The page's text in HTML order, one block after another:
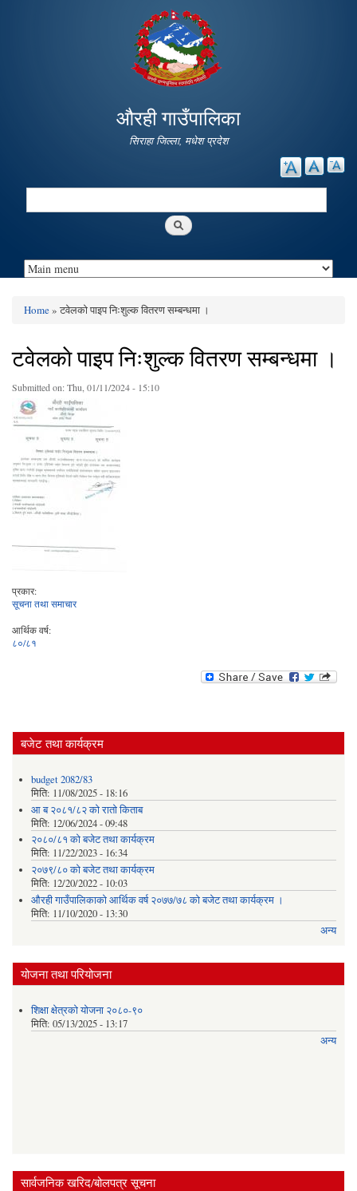
main
content
औरही गाउँपालिका
सिराहा जिल्ला, मधेश प्रदेश
Search
Home» टवेलकाे पाइप निःशुल्क वितरण सम्बन्धमा ।
टवेलकाे पाइप निःशुल्क वितरण सम्बन्धमा ।
Submitted on:Thu, 01/11/2024 - 15:10
प्रकार:
सूचना तथा समाचार
आर्थिक वर्ष:
८०/८१
बजेट तथा कार्यक्रम
budget 2082/83
मिति: 11/08/2025 - 18:16
आ ब २०८१/८२ काे राताे किताब
मिति: 12/06/2024 - 09:48
२०८०/८१ को बजेट तथा कार्यक्रम
मिति: 11/22/2023 - 16:34
२०७९/८० को बजेट तथा कार्यक्रम
मिति: 12/20/2022 - 10:03
औरही गाउँपालिकाको आर्थिक वर्ष २०७७/७८ को बजेट तथा कार्यक्रम ।
मिति: 11/10/2020 - 13:30
अन्य
योजना तथा परियोजना
शिक्षा क्षेत्रको योजना २०८०-९०
मिति: 05/13/2025 - 13:17
अन्य
सार्वजनिक खरिद/बोलपत्र सूचना